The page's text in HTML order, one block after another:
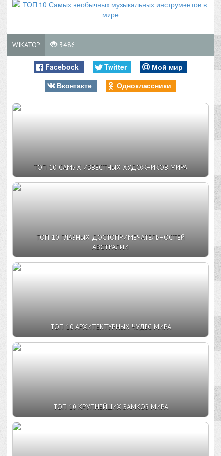
WIKATOP 3486
Facebook Twitter
Мой мир
Вконтакте
Одноклассники
ТОП 10 САМЫХ ИЗВЕСТНЫХ ХУДОЖНИКОВ МИРА
ТОП 10 ГЛАВНЫХ ДОСТОПРИМЕЧАТЕЛЬНОСТЕЙ
АВСТРАЛИИ
ТОП 10 АРХИТЕКТУРНЫХ ЧУДЕС МИРА
ТОП 10 КРУПНЕЙШИХ ЗАМКОВ МИРА